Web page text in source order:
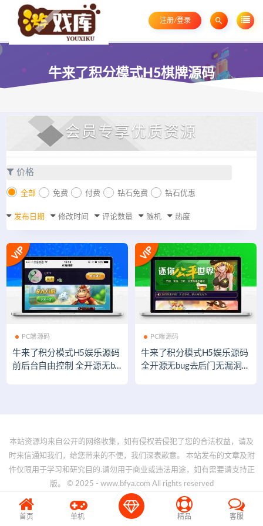
注册/登录
牛来了积分模式H5棋牌源码
会员专享优质资源
价格
全部 免费 付费 钻石免费 钻石优惠
发布日期 修改时间 评论数量 随机 热度
PC端源码
牛来了积分模式H5娱乐源码
前后台自由控制 全开源无bu
PC端源码
牛来了积分模式H5娱乐源码
全开源无bug去后门无漏洞完
本站资源均来自公开的网络收集，如有侵权若侵犯了您的合法权益，请及
时来信通知我们，给您带来的不便，我们深表歉意。 本站发布的文章及附
件仅限用于学习和研究目的.请勿用于商业或违法用途，如有需要请支持正
版。 © 2025 - www.bfya.com All rights reserved
首页 单机 精品 客服